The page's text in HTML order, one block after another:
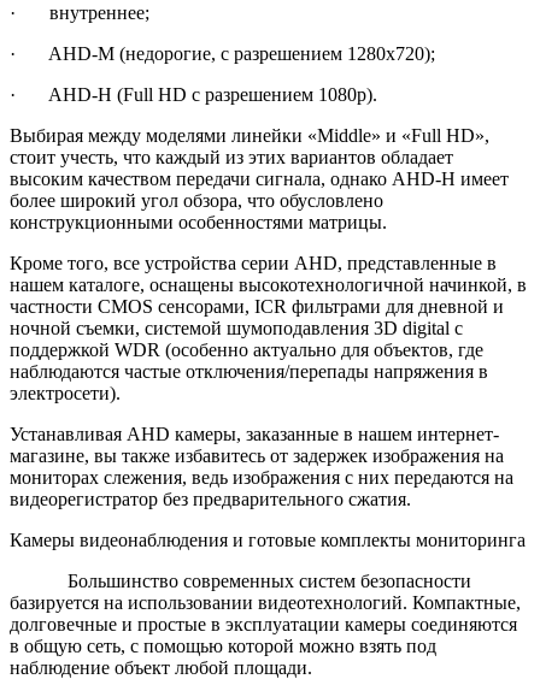
· внутреннее;
· AHD-M (недорогие, с разрешением 1280х720);
· AHD-H (Full HD с разрешением 1080р).
Выбирая между моделями линейки «Middle» и «Full HD»,
стоит учесть, что каждый из этих вариантов обладает
высоким качеством передачи сигнала, однако AHD-H имеет
более широкий угол обзора, что обусловлено
конструкционными особенностями матрицы.
Кроме того, все устройства серии AHD, представленные в
нашем каталоге, оснащены высокотехнологичной начинкой, в
частности CMOS сенсорами, ICR фильтрами для дневной и
ночной съемки, системой шумоподавления 3D digital с
поддержкой WDR (особенно актуально для объектов, где
наблюдаются частые отключения/перепады напряжения в
электросети).
Устанавливая AHD камеры, заказанные в нашем интернет-
магазине, вы также избавитесь от задержек изображения на
мониторах слежения, ведь изображения с них передаются на
видеорегистратор без предварительного сжатия.
Камеры видеонаблюдения и готовые комплекты мониторинга
Большинство современных систем безопасности
базируется на использовании видеотехнологий. Компактные,
долговечные и простые в эксплуатации камеры соединяются
в общую сеть, с помощью которой можно взять под
наблюдение объект любой площади.